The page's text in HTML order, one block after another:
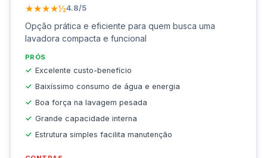
★★★★½4.8/5
Opção prática e eficiente para quem busca uma
lavadora compacta e funcional
PRÓS
Excelente custo-benefício
Baixíssimo consumo de água e energia
Boa força na lavagem pesada
Grande capacidade interna
Estrutura simples facilita manutenção